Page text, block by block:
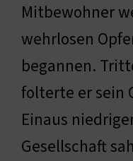
Mitbewohner
wehrlosen
begannen.
folterte er sein
Einaus
Gesellschaft